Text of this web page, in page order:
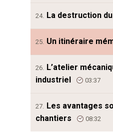
24. La destruction
25. Un itinéraire
26. L’atelier
industriel
03:37
27. Les avantages
chantiers
08:32